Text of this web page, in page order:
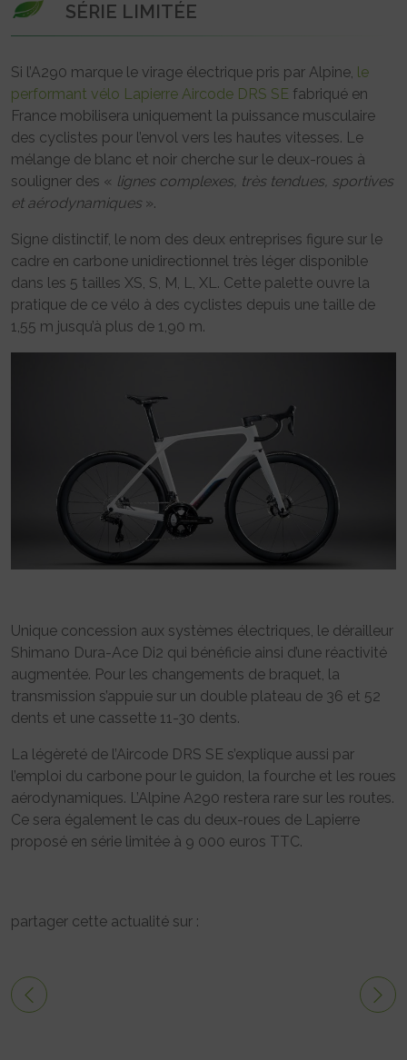
SÉRIE LIMITÉE
Si l’A290 marque le virage électrique pris par Alpine, le
performant vélo Lapierre Aircode DRS SE fabriqué en
France mobilisera uniquement la puissance musculaire
des cyclistes pour l’envol vers les hautes vitesses. Le
mélange de blanc et noir cherche sur le deux-roues à
souligner des « lignes complexes, très tendues, sportives
et aérodynamiques».
Signe distinctif, le nom des deux entreprises figure sur le
cadre en carbone unidirectionnel très léger disponible
dans les 5 tailles XS, S, M, L, XL. Cette palette ouvre la
pratique de ce vélo à des cyclistes depuis une taille de
1,55 m jusqu’à plus de 1,90 m.
Unique concession aux systèmes électriques, le dérailleur
Shimano Dura-Ace Di2 qui bénéficie ainsi d’une réactivité
augmentée. Pour les changements de braquet, la
transmission s’appuie sur un double plateau de 36 et 52
dents et une cassette 11-30 dents.
La légèreté de l’Aircode DRS SE s’explique aussi par
l’emploi du carbone pour le guidon, la fourche et les roues
aérodynamiques. L’Alpine A290 restera rare sur les routes.
Ce sera également le cas du deux-roues de Lapierre
proposé en série limitée à 9 000 euros TTC.
partager cette actualité sur :